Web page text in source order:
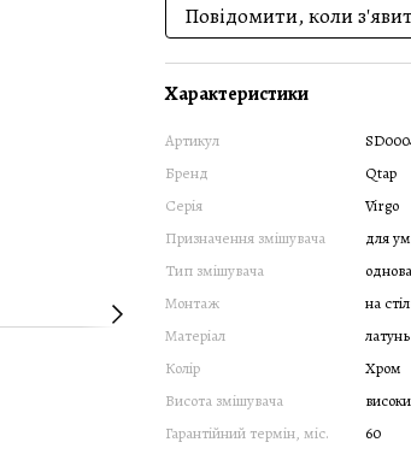
Повідомити, коли
Характеристики
Артикул
Бренд
Qtap
Серія
Virgo
Призначення змішувача
для
Тип змішувача
Монтаж
на
Матеріал
латунь
Колір
Хром
Висота змішувача
Гарантійний термін, міс.
60